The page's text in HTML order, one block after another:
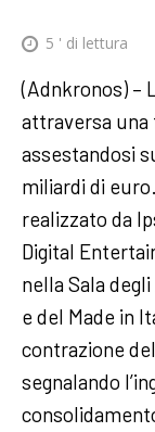
5 ' di lettura
(Adnkronos) –
attraversa
assestandosi
miliardi di
realizzato da
Digital
nella Sala
e del Made in
contrazione
segnalando